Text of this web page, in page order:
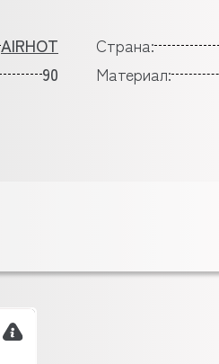
AIRHOT Страна:
90 Материал: